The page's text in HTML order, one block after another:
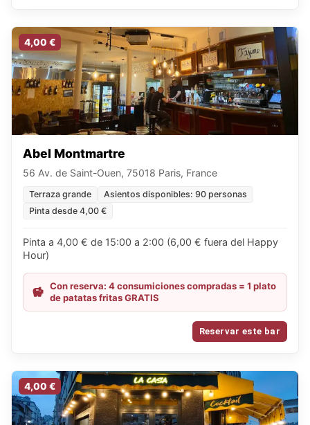
4,00 €
Abel Montmartre
56 Av. de Saint-Ouen, 75018 Paris, France
Terraza grande
Asientos disponibles: 90 personas
Pinta desde 4,00 €
Pinta a 4,00 € de 15:00 a 2:00 (6,00 € fuera del Happy
Hour)
Con reserva: 4 consumiciones compradas = 1 plato
de patatas fritas GRATIS
Reservar este bar
4,00 €